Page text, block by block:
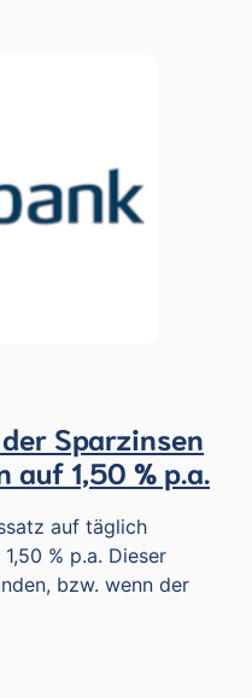
Sparzinsen
auf 1,50 % p.a.
auf täglich
% p.a. Dieser
bzw. wenn der